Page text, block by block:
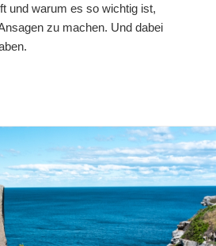
und warum es so wichtig ist,
zu machen. Und dabei
darf Spaß machen, NEIN zu sagen